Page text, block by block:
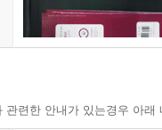
련한 안내가 있는경우 아